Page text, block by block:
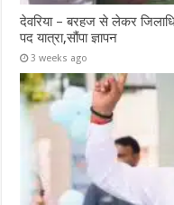
देवरिया – बरहज से लेकर
पद यात्रा,सौंपा ज्ञापन
3 weeks ago